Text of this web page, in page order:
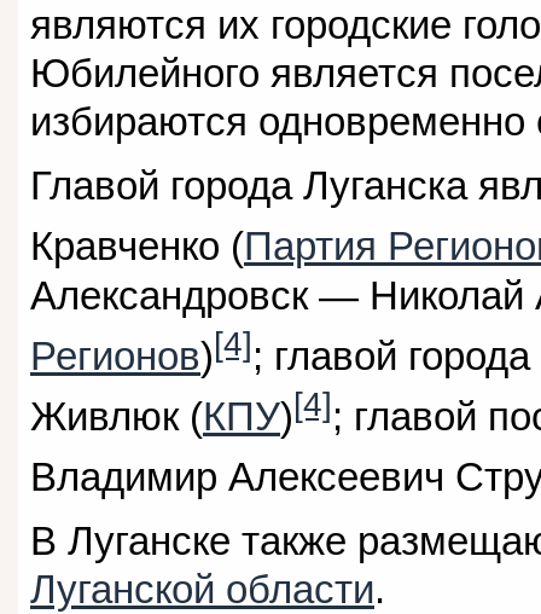
являются их городские
Юбилейного является
избираются
Главой города Луганска
Кравченко (Партия
Александровск — Николай
Регионов)[4]; главой
Живлюк (КПУ)[4]; главой
Владимир Алексеевич
В Луганске также
Луганской области.